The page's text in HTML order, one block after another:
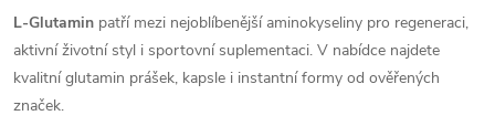
L-Glutamin patří mezi nejoblíbenější aminokyseliny pro regeneraci,
aktivní životní styl i sportovní suplementaci. V nabídce najdete
kvalitní glutamin prášek, kapsle i instantní formy od ověřených
značek.